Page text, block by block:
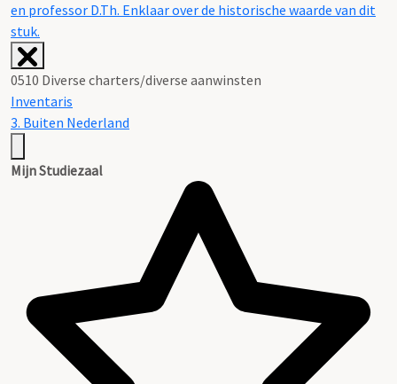
en professor D.Th. Enklaar over de historische waarde van dit
stuk.
0510 Diverse charters/diverse aanwinsten
Inventaris
3. Buiten Nederland
Mijn Studiezaal